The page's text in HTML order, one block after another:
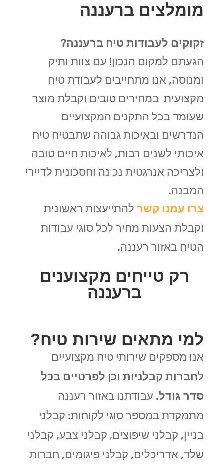
מומלצים ברעננה
זקוקים לעבודות טיח ברעננה?
הגעתם למקום הנכון! עם צוות ותיק
ומנוסה, אנו מתחייבים לעבודת טיח
מקצועית במחירים טובים וקבלת מוצר
שעומד בכל התקנים המקצועיים
הנדרשים ובאיכות גבוהה שתבטיח טיח
איכותי לשנים רבות, לאיכות חיים טובה
ולצריכה אנרגטית נכונה וחסכונית לדיירי
המבנה.
צרו עמנו קשרלהתייעצות ראשונית
וקבלת הצעות מחיר לכל סוגי עבודות
הטיח באזור רעננה.
רק טייחים מקצוענים
ברעננה
למי מתאים שירות טיח?
אנו מספקים שירותי טיח מקצועיים
לחברות קבלניות וכן לפרטיים בכל
סדר גודל. עבודתנו באזור רעננה
מתמקדת במספר סוגי לקוחות: קבלני
בניין, קבלני שיפוצים, קבלני צבע, קבלני
שלד, אדריכלים, קבלני פיגומים, חברות